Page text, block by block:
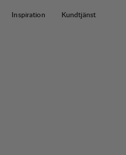
Inspiration Kundtjänst